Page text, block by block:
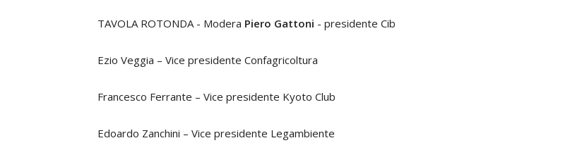
TAVOLA ROTONDA - Modera Piero Gattoni - presidente Cib
Ezio Veggia – Vice presidente Confagricoltura
Francesco Ferrante – Vice presidente Kyoto Club
Edoardo Zanchini – Vice presidente Legambiente